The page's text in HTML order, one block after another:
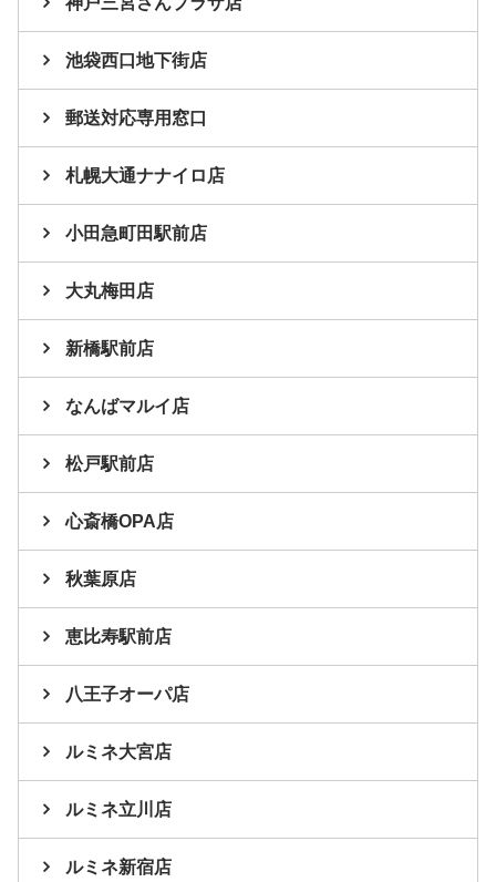
池袋西口地下街店
郵送対応専用窓口
札幌大通ナナイロ店
小田急町田駅前店
大丸梅田店
新橋駅前店
なんばマルイ店
松戸駅前店
心斎橋OPA店
秋葉原店
恵比寿駅前店
八王子オーパ店
ルミネ大宮店
ルミネ立川店
ルミネ新宿店